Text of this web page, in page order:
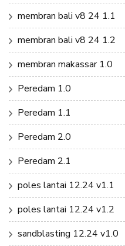
membran bali v8 24 1.1
membran bali v8 24 1.2
membran makassar 1.0
Peredam 1.0
Peredam 1.1
Peredam 2.0
Peredam 2.1
poles lantai 12.24 v1.1
poles lantai 12.24 v1.2
sandblasting 12.24 v1.0